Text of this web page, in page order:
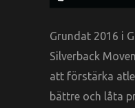
Grundat 2016 i
Silverback
att förstärka
bättre och låta